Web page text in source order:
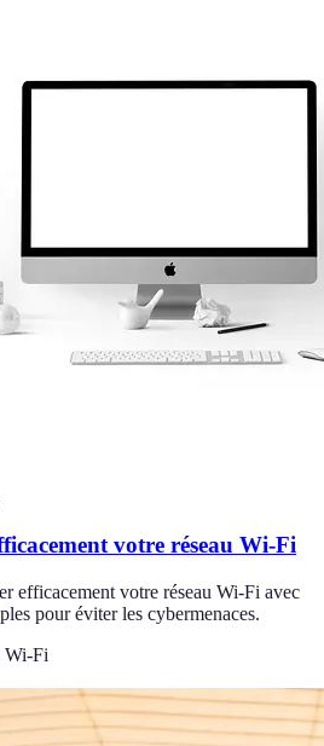
votre réseau Wi-Fi
efficacement votre réseau Wi-Fi avec
pour éviter les cybermenaces.
Wi-Fi